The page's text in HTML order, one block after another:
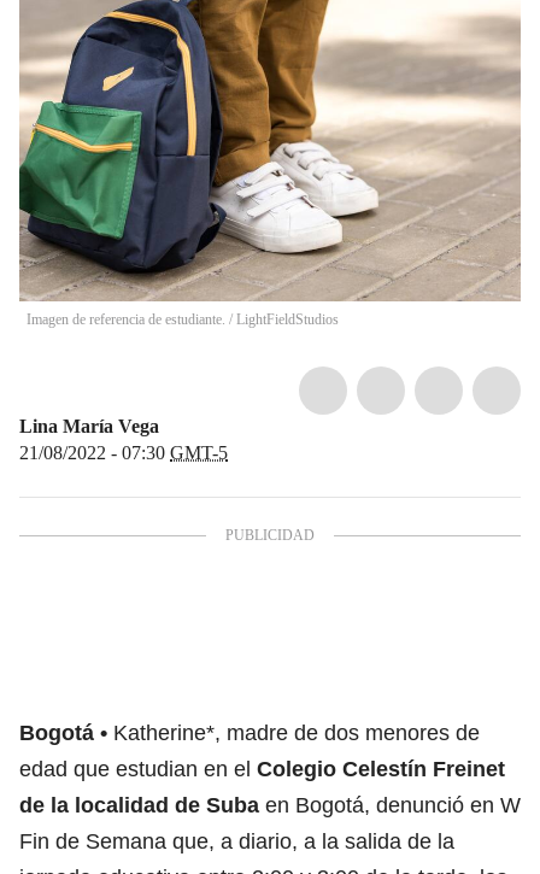
Imagen de referencia de estudiante. / LightFieldStudios
Lina María Vega
21/08/2022 - 07:30 GMT-5
Bogotá
Katherine*, madre de dos menores de
edad que estudian en el Colegio Celestín Freinet
de la localidad de Suba en Bogotá, denunció en W
Fin de Semana que, a diario, a la salida de la